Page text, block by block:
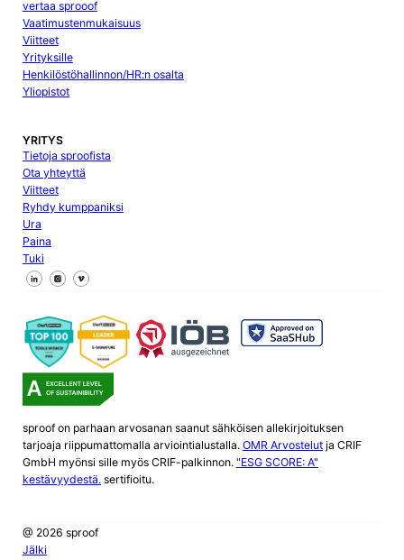
vertaa sprooof
Vaatimustenmukaisuus
Viitteet
Yrityksille
Henkilöstöhallinnon/HR:n osalta
Yliopistot
YRITYS
Tietoja sproofista
Ota yhteyttä
Viitteet
Ryhdy kumppaniksi
Ura
Paina
Tuki
Seuraa meitä Facebookissa
Seuraa meitä X
Seuraa meitä LinkedInissä
sproof on parhaan arvosanan saanut sähköisen allekirjoituksen
tarjoaja riippumattomalla arviointialustalla. OMR Arvostelutja CRIF
GmbH myönsi sille myös CRIF-palkinnon. "ESG SCORE: A"
kestävyydestä.sertifioitu.
@ 2026 sproof
Jälki